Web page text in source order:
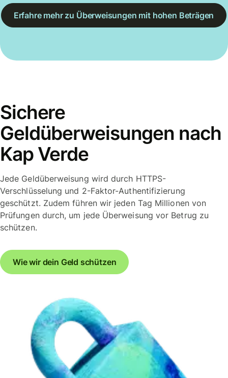
Erfahre mehr zu Überweisungen mit hohen Beträgen
Sichere
Geldüberweisungen nach
Kap Verde
Jede Geldüberweisung wird durch HTTPS-
Verschlüsselung und 2-Faktor-Authentifizierung
geschützt. Zudem führen wir jeden Tag Millionen von
Prüfungen durch, um jede Überweisung vor Betrug zu
schützen.
Wie wir dein Geld schützen